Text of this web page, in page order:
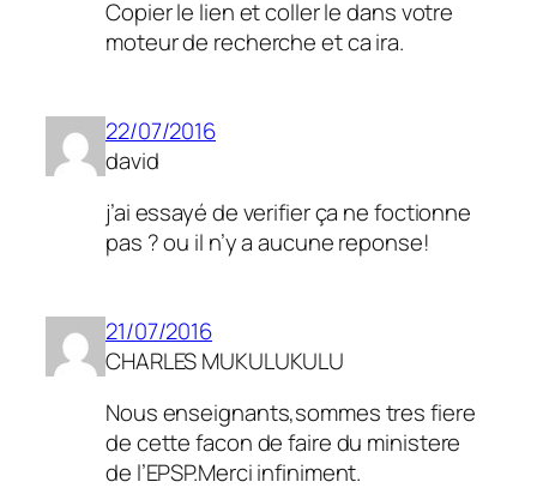
Copier le lien et coller le dans votre
moteur de recherche et ca ira.
22/07/2016
david
j’ai essayé de verifier ça ne foctionne
pas ? ou il n’y a aucune reponse!
21/07/2016
CHARLES MUKULUKULU
Nous enseignants,sommes tres fiere
de cette facon de faire du ministere
de l’EPSP.Merci infiniment.